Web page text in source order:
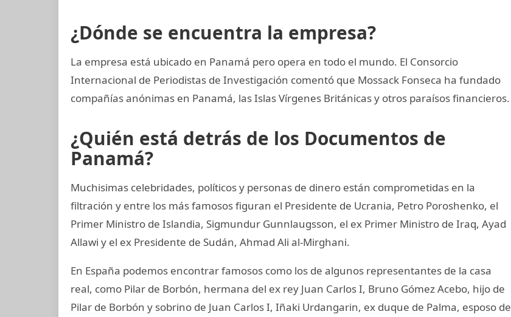
¿Dónde se encuentra la empresa?
La empresa está ubicado en Panamá pero opera en todo el mundo. El Consorcio
Internacional de Periodistas de Investigación comentó que Mossack Fonseca ha fundado
compañías anónimas en Panamá, las Islas Vírgenes Británicas y otros paraísos financieros.
¿Quién está detrás de los Documentos de
Panamá?
Muchisimas celebridades, políticos y personas de dinero están comprometidas en la
filtración y entre los más famosos figuran el Presidente de Ucrania, Petro Poroshenko, el
Primer Ministro de Islandia, Sigmundur Gunnlaugsson, el ex Primer Ministro de Iraq, Ayad
Allawi y el ex Presidente de Sudán, Ahmad Ali al-Mirghani.
En España podemos encontrar famosos como los de algunos representantes de la casa
real, como Pilar de Borbón, hermana del ex rey Juan Carlos I, Bruno Gómez Acebo, hijo de
Pilar de Borbón y sobrino de Juan Carlos I, Iñaki Urdangarin, ex duque de Palma, esposo de